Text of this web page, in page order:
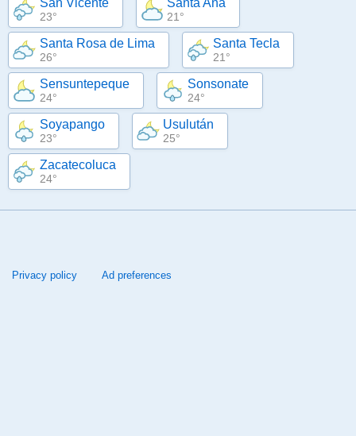
San Vicente
23°
Santa Ana
21°
Santa Rosa de Lima
26°
Santa Tecla
21°
Sensuntepeque
24°
Sonsonate
24°
Soyapango
23°
Usulután
25°
Zacatecoluca
24°
Privacy policy Ad preferences